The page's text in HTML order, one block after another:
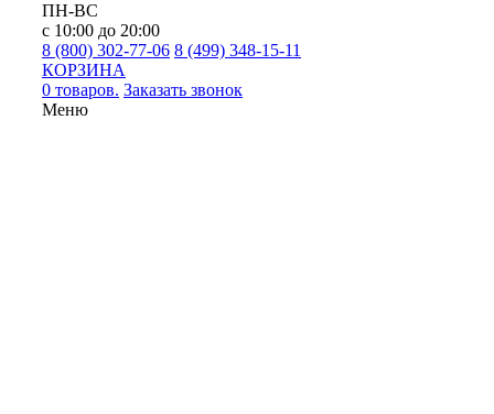
ПН-ВС
с 10:00 до 20:00
8 (800) 302-77-06 8 (499) 348-15-11
КОРЗИНА
0 товаров. Заказать звонок
Меню